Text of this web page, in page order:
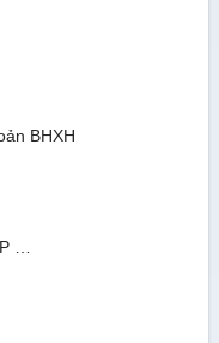
BHXH
…